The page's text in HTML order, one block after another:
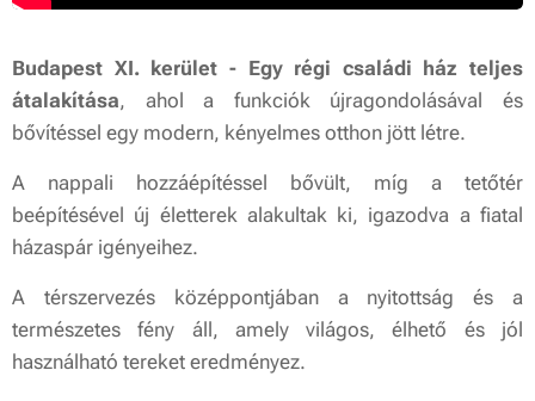
Budapest XI. kerület - Egy régi családi ház teljes
átalakítása, ahol a funkciók újragondolásával és
bővítéssel egy modern, kényelmes otthon jött létre.
A nappali hozzáépítéssel bővült, míg a tetőtér
beépítésével új életterek alakultak ki, igazodva a fiatal
házaspár igényeihez.
A térszervezés középpontjában a nyitottság és a
természetes fény áll, amely világos, élhető és jól
használható tereket eredményez.